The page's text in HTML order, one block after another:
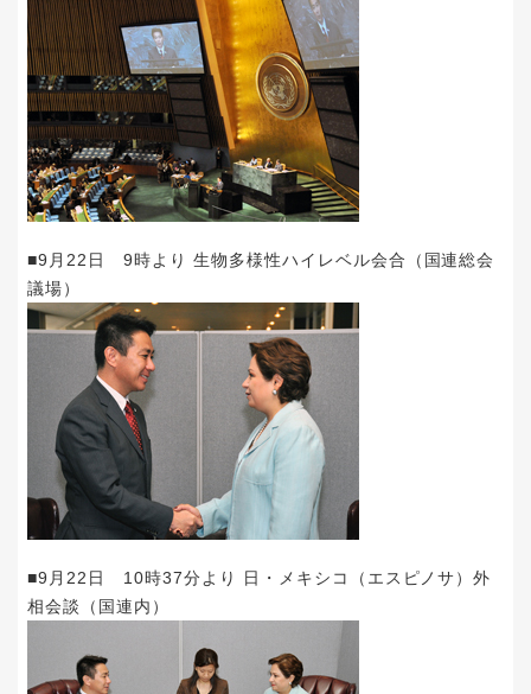
■9月22日 9時より 生物多様性ハイレベル会合（国連総会
議場）
■9月22日 10時37分より 日・メキシコ（エスピノサ）外
相会談（国連内）